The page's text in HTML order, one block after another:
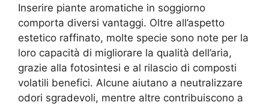
Inserire piante aromatiche in soggiorno
comporta diversi vantaggi. Oltre all’aspetto
estetico raffinato, molte specie sono note per la
loro capacità di migliorare la qualità dell’aria,
grazie alla fotosintesi e al rilascio di composti
volatili benefici. Alcune aiutano a neutralizzare
odori sgradevoli, mentre altre contribuiscono a